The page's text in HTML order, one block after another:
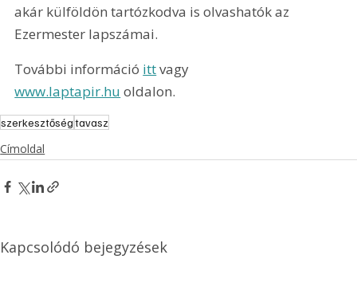
akár külföldön tartózkodva is olvashatók az
Ezermester lapszámai.
További információ itt vagy
www.laptapir.hu oldalon.
szerkesztőségtavasz
Címoldal
Kapcsolódó bejegyzések